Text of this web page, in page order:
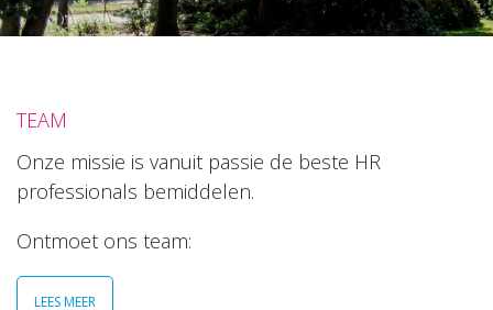
TEAM
Onze missie is vanuit passie de beste HR
professionals bemiddelen.
Ontmoet ons team:
LEES MEER